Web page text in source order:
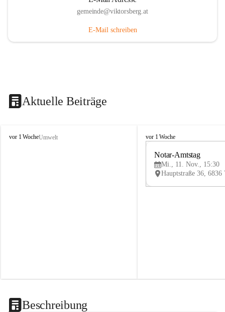
gemeinde@viktorsberg.at
E-Mail schreiben
Aktuelle Beiträge
V
vor 1 WocheUmwelt
V
vor 1 Woche
Notar-Amtstag
Mi., 11. Nov., 15:30
Beschreibung